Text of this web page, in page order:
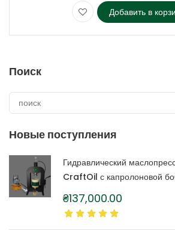
Добавить в
Поиск
Новые поступления
Гидравлический
CraftOil с капролоновой
₴137,000.00